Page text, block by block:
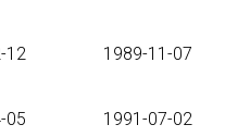
12 1989-11-07
05 1991-07-02